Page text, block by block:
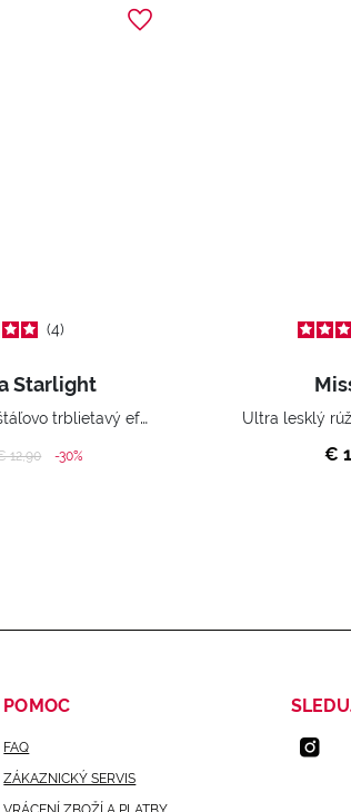
4
Starlight
Ultra lesklý rúž, krištáľovo trblietavý efekt.
reduced from
12,90to -30%
Ultra lesklý
€
POMOC
FAQ
ZÁKAZNICKÝ SERVIS